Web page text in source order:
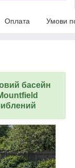
Оплата Умови
басейн